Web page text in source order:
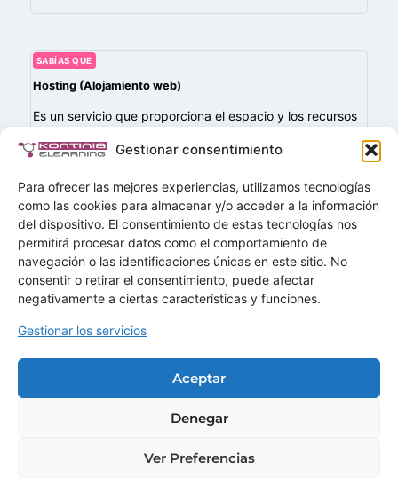
Gestionar consentimiento
Para ofrecer las mejores experiencias, utilizamos tecnologías
como las cookies para almacenar y/o acceder a la información
del dispositivo. El consentimiento de estas tecnologías nos
permitirá procesar datos como el comportamiento de
navegación o las identificaciones únicas en este sitio. No
consentir o retirar el consentimiento, puede afectar
negativamente a ciertas características y funciones.
Gestionar los servicios
Aceptar
Denegar
Ver Preferencias
SABÍAS QUE
Hosting (Alojamiento web)
Es un servicio que proporciona el espacio y los recursos
de una página web y hacerla accesible en Internet.
Buscar
Buscar
Demos
Contactar
© 2026 · KONTINIA CONSULTING SLU · B85822872.